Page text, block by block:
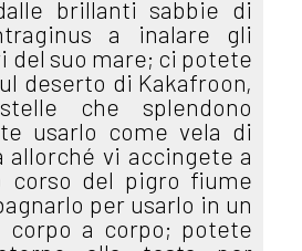
brillanti sabbie di
a inalare gli
del suo mare; ci potete
deserto di Kakafroon,
che splendono
usarlo come vela di
allorché vi accingete a
corso del pigro fiume
per usarlo in un
corpo a corpo; potete